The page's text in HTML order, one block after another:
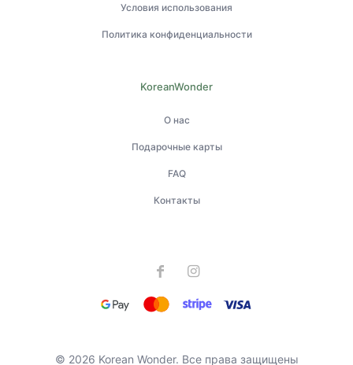
Условия использования
Политика конфиденциальности
KoreanWonder
О нас
Подарочные карты
FAQ
Контакты
© 2026 Korean Wonder. Все права защищены